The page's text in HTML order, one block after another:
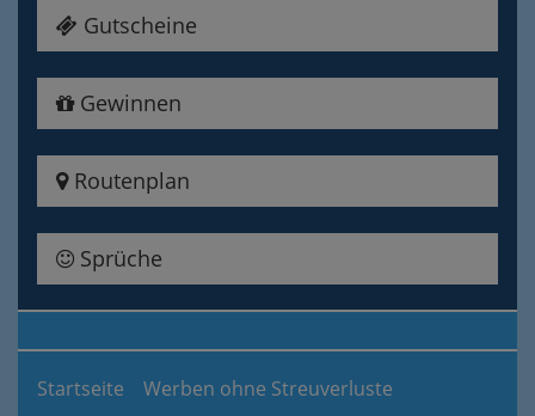
Gutscheine
Gewinnen
Routenplan
Sprüche
Startseite Werben ohne Streuverluste